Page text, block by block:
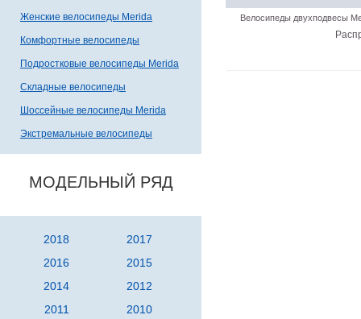
Женские велосипеды Merida
Комфортные велосипеды
Подростковые велосипеды Merida
Складные велосипеды
Шоссейные велосипеды Merida
Экстремальные велосипеды
МОДЕЛЬНЫЙ РЯД
2018
2017
2016
2015
2014
2012
2011
2010
Велосипеды двухподвесы